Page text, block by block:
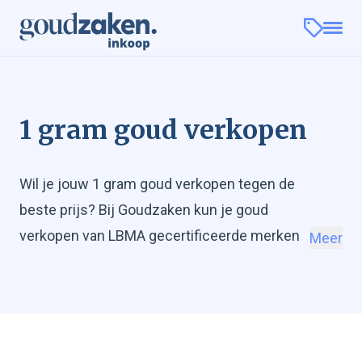
1 gram goud verkopen
Wil je jouw 1 gram goud verkopen tegen de
beste prijs? Bij Goudzaken kun je goud
verkopen van LBMA gecertificeerde merken
Meer